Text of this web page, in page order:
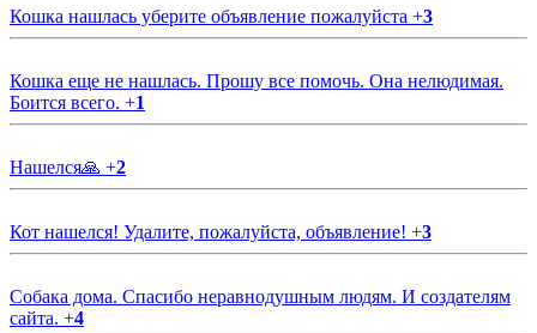
Кошка нашлась уберите объявление пожалуйста +3
Кошка еще не нашлась. Прошу все помочь. Она нелюдимая.
Боится всего. +1
Нашелся🙏 +2
Кот нашелся! Удалите, пожалуйста, объявление! +3
Собака дома. Спасибо неравнодушным людям. И создателям
сайта. +4